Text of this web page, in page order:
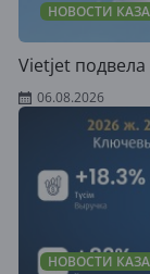
НОВОСТИ
Vietjet подвела
06.08.2026
НОВОСТИ